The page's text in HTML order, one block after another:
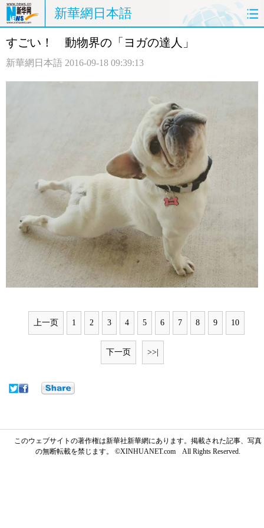
新華網日本語
ホームページ 政治
すごい！ 動物界の「ヨガの達人」
新華網日本語 2016-09-18 09:39:13
上一页 1 2 3 4 5 6 7 8 9 10
下一页 >>|
このウェブサイトの著作権は新華社新華網にあります。掲載された記事、写真
の無断転載を禁じます。 ©XINHUANET.com All Rights Reserved.